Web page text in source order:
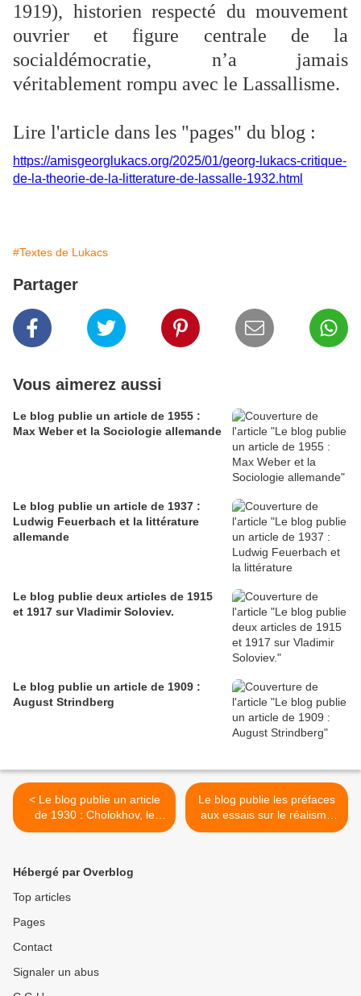
1919), historien respecté du mouvement
ouvrier et figure centrale de la
socialdémocratie, n’a jamais
véritablement rompu avec le Lassallisme.
Lire l'article dans les "pages" du blog :
https://amisgeorglukacs.org/2025/01/georg-lukacs-critique-
de-la-theorie-de-la-litterature-de-lassalle-1932.html
#Textes de Lukacs
Partager
Vous aimerez aussi
Le blog publie un article de 1955 :
Max Weber et la Sociologie allemande
Le blog publie un article de 1937 :
Ludwig Feuerbach et la littérature
allemande
Le blog publie deux articles de 1915
et 1917 sur Vladimir Soloviev.
Le blog publie un article de 1909 :
August Strindberg
< Le blog publie un article
de 1930 : Cholokhov, le
deuxième tome du "Don
Le blog publie les préfaces
aux essais sur le réalisme
russe dans la littérature
Hébergé par Overblog
Top articles
Pages
Contact
Signaler un abus